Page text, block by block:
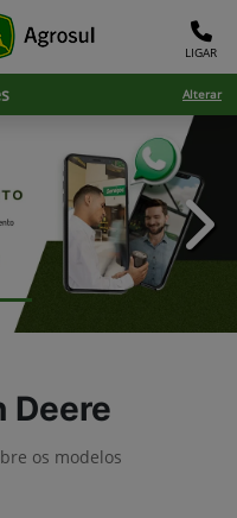
LIGAR
Alterar
Deere
os modelos